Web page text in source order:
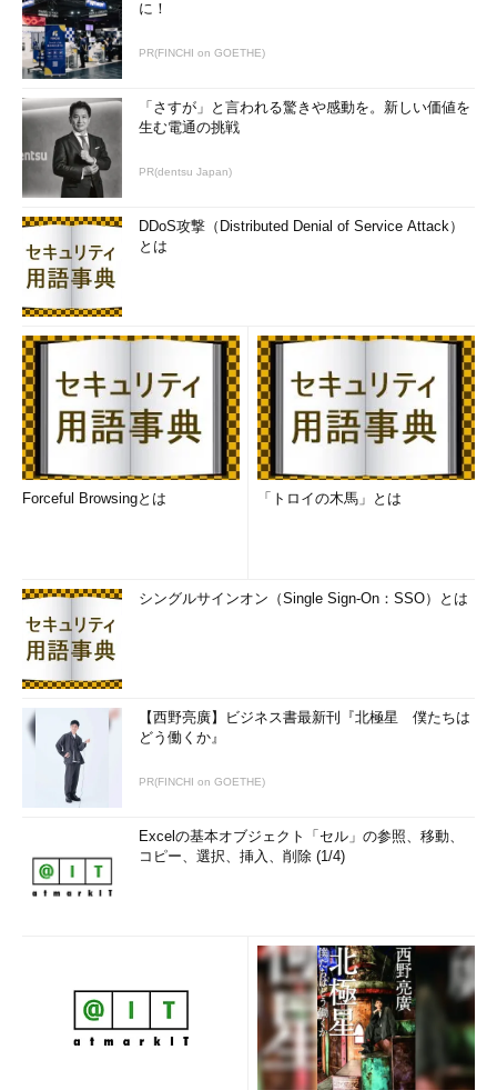
に！
PR(FINCHI on GOETHE)
「さすが」と言われる驚きや感動を。新しい価値を
生む電通の挑戦
PR(dentsu Japan)
DDoS攻撃（Distributed Denial of Service Attack）
とは
Forceful Browsingとは 「トロイの木馬」とは
シングルサインオン（Single Sign-On：SSO）とは
【西野亮廣】ビジネス書最新刊『北極星 僕たちは
どう働くか』
PR(FINCHI on GOETHE)
Excelの基本オブジェクト「セル」の参照、移動、
コピー、選択、挿入、削除 (1/4)